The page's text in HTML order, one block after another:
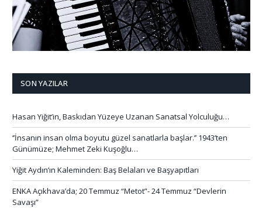
SON YAZILAR
Hasan Yiğit’in, Baskıdan Yüzeye Uzanan Sanatsal Yolculuğu…
‘’İnsanın insan olma boyutu güzel sanatlarla başlar.’’ 1943’ten
Günümüze; Mehmet Zeki Kuşoğlu…
Yiğit Aydın’ın Kaleminden: Baş Belaları ve Başyapıtları
ENKA Açıkhava’da; 20 Temmuz “Metot”- 24 Temmuz “Devlerin
Savaşı”